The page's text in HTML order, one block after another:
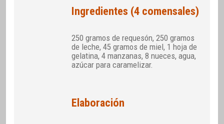
Ingredientes (4 comensales)
250 gramos de requesón, 250 gramos
de leche, 45 gramos de miel, 1 hoja de
gelatina, 4 manzanas, 8 nueces, agua,
azúcar para caramelizar.
Elaboración